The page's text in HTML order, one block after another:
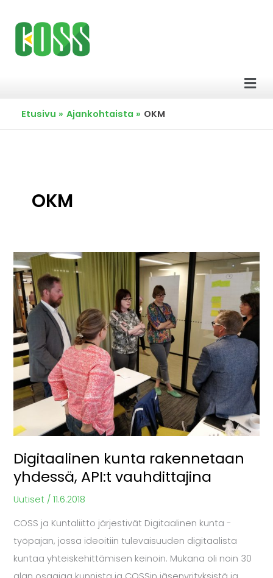
sisältöön
Etusivu Ajankohtaista OKM
OKM
Digitaalinen kunta rakennetaan
yhdessä, API:t vauhdittajina
Uutiset /11.6.2018
COSS ja Kuntaliitto järjestivät Digitaalinen kunta -
työpajan, jossa ideoitiin tulevaisuuden digitaalista
kuntaa yhteiskehittämisen keinoin. Mukana oli noin 30
Digitaalinen
kunta
rakennetaan
yhdessä,
API:t
vauhdittajina